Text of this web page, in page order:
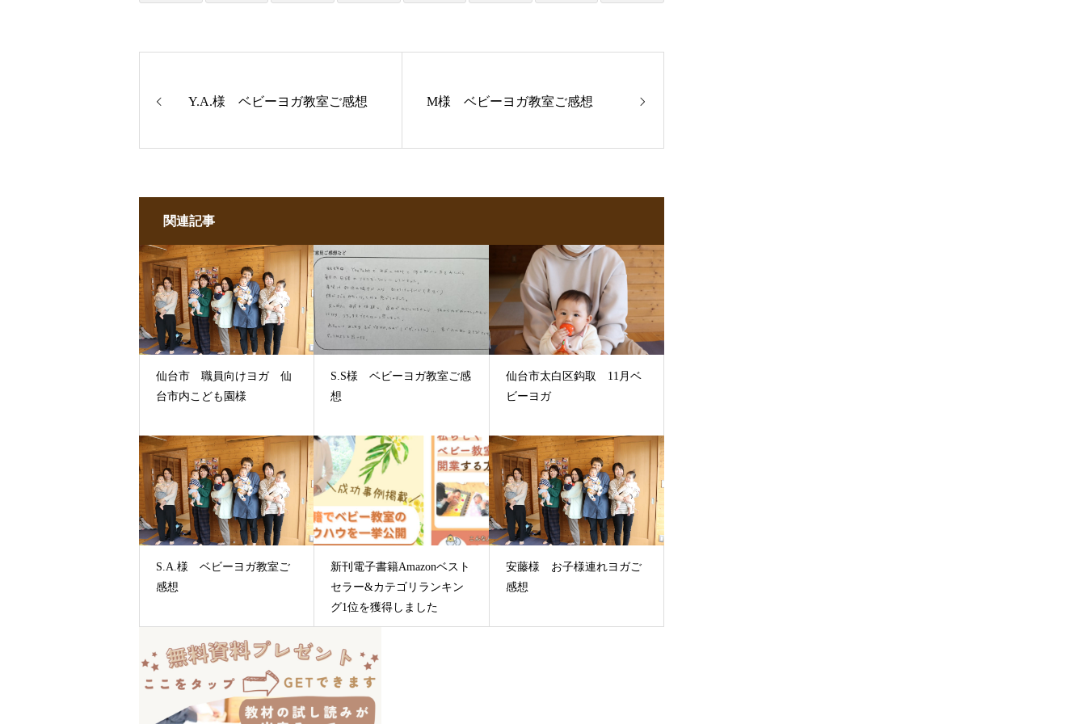
Y.A.様 ベビーヨガ教室ご感想 M様 ベビーヨガ教室ご感想
関連記事
仙台市 職員向けヨガ 仙
台市内こども園様
S.S様 ベビーヨガ教室ご感
想
仙台市太白区鈎取 11月ベ
ビーヨガ
S.A.様 ベビーヨガ教室ご
感想
新刊電子書籍Amazonベスト
セラー&カテゴリランキン
グ1位を獲得しました
安藤様 お子様連れヨガご
感想